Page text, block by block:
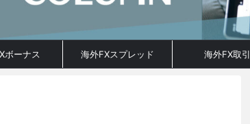
ボーナス 海外FXスプレッド 海外FX取引